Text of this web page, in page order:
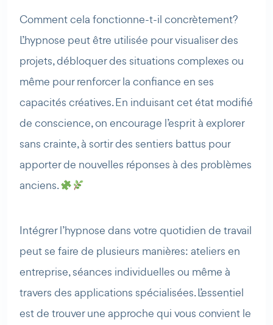
Comment cela fonctionne-t-il concrètement?
L’hypnose peut être utilisée pour visualiser des
projets, débloquer des situations complexes ou
même pour renforcer la confiance en ses
capacités créatives. En induisant cet état modifié
de conscience, on encourage l’esprit à explorer
sans crainte, à sortir des sentiers battus pour
apporter de nouvelles réponses à des problèmes
anciens.
Intégrer l’hypnose dans votre quotidien de travail
peut se faire de plusieurs manières: ateliers en
entreprise, séances individuelles ou même à
travers des applications spécialisées. L’essentiel
est de trouver une approche qui vous convient le